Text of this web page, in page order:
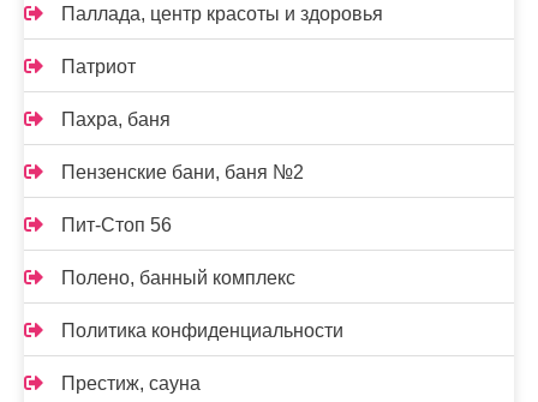
Паллада, центр красоты и здоровья
Патриот
Пахра, баня
Пензенские бани, баня №2
Пит-Стоп 56
Полено, банный комплекс
Политика конфиденциальности
Престиж, сауна